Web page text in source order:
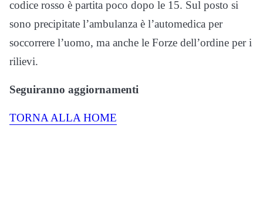
codice rosso è partita poco dopo le 15. Sul posto si
sono precipitate l’ambulanza è l’automedica per
soccorrere l’uomo, ma anche le Forze dell’ordine per i
rilievi.
Seguiranno aggiornamenti
TORNA ALLA HOME